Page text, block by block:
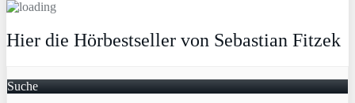
Hier die Hörbestseller von Sebastian Fitzek
Suche